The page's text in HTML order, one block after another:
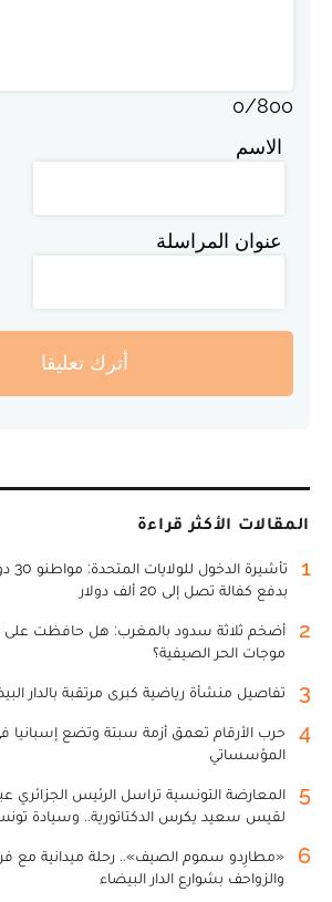
0/800
الاسم
عنوان المراسلة
أترك تعليقا
المقالات الأكثر قراءة
1
بدفع كفالة تصل إلى 20 ألف دولار
2
أضخم ثلاثة سدود بالمغرب: هل حافظت على
موجات الحر الصيفية؟
3 تفاصيل منشأة رياضية كبرى مرتقبة بالدار
4
حرب الأرقام تعمق أزمة سبتة وتضع إسبانيا
المؤسساتي
5
المعارضة التونسية تراسل الرئيس الجزائري
لقيس سعيد يكرس الدكتاتورية.. وسيادة
6
«مطارِدو سموم الصيف».. رحلة ميدانية مع
والزواحف بشوارع الدار البيضاء